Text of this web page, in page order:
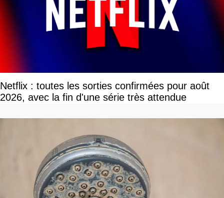
Netflix : toutes les sorties confirmées pour août
2026, avec la fin d'une série très attendue